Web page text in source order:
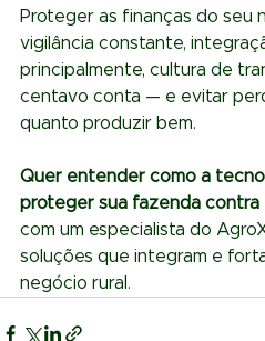
Proteger as finanças do seu
vigilância constante,
principalmente, cultura de
centavo conta — e evitar
quanto produzir bem.
Quer entender como a
proteger sua fazenda contra
com um especialista do
soluções que integram e
negócio rural.